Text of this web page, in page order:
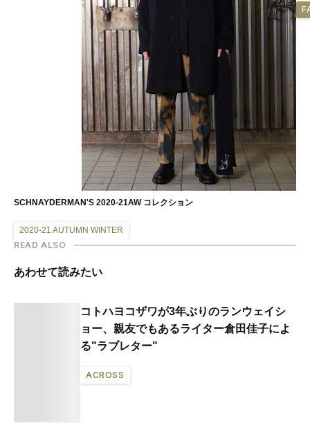
SCHNAYDERMAN'S 2020-21AW コレクション
2020-21 AUTUMN WINTER
READ ALSO
あわせて読みたい
コトハヨコザワが3年ぶりのランウェイシ
ョー、親友でもあるライター倉田佳子によ
る"ラブレター"
ACROSS